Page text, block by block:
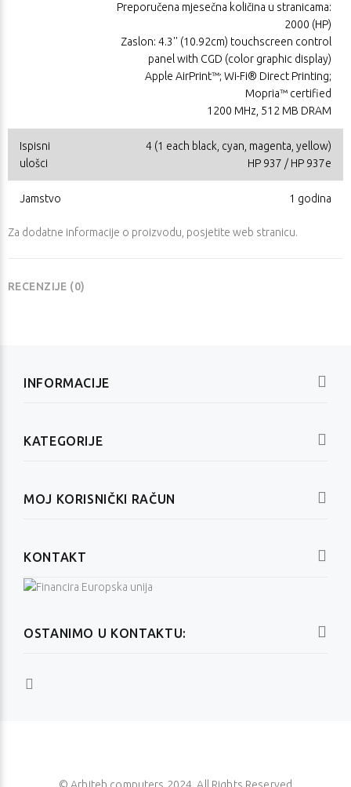
Preporučena mjesečna količina u stranicama:
2000 (HP)
Zaslon: 4.3'' (10.92cm) touchscreen control
panel with CGD (color graphic display)
Apple AirPrint™; Wi-Fi® Direct Printing;
Mopria™ certified
1200 MHz, 512 MB DRAM
Ispisni
ulošci
4 (1 each black, cyan, magenta, yellow)
HP 937 / HP 937e
Jamstvo 1 godina
Za dodatne informacije o proizvodu, posjetite web stranicu.
RECENZIJE (0)
OSTANIMO U KONTAKTU:
INFORMACIJE
KATEGORIJE
MOJ KORISNIČKI RAČUN
KONTAKT